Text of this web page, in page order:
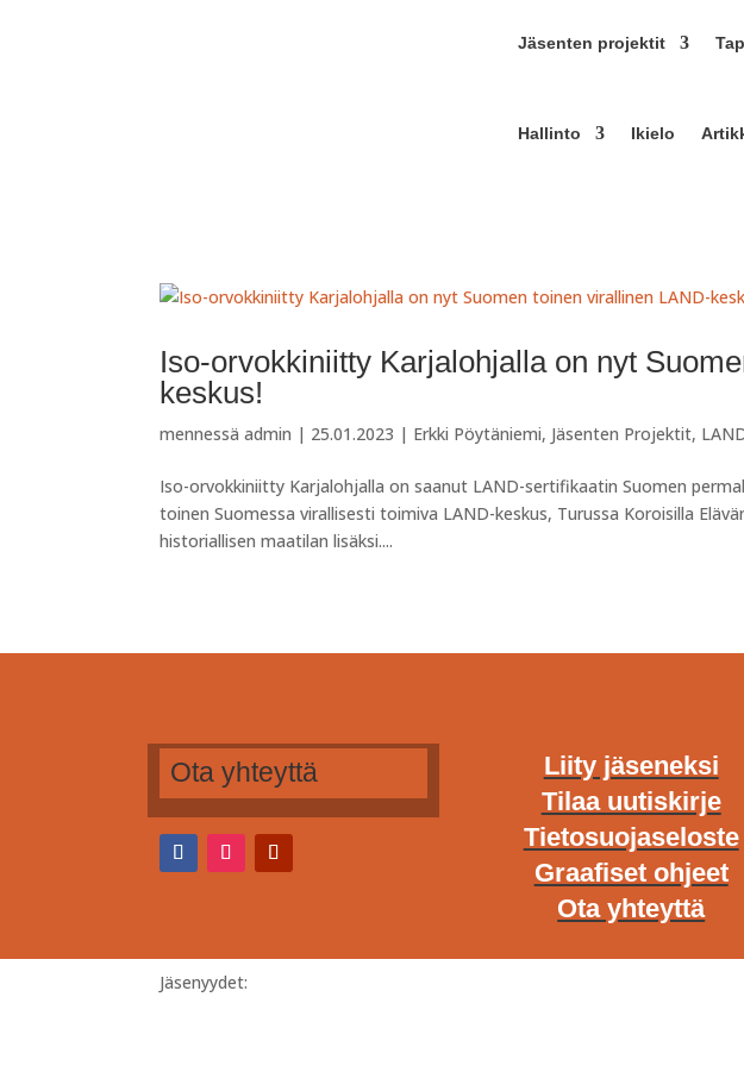
Jäsenten projektit
Hallinto Ikielo
Iso-orvokkiniitty Karjalohjalla on nyt
keskus!
mennessäadmin | 25.01.2023 | Erkki Pöytäniemi, Jäsenten Projektit,
Iso-orvokkiniitty Karjalohjalla on saanut LAND-sertifikaatin Suomen
toinen Suomessa virallisesti toimiva LAND-keskus, Turussa Koroisilla
historiallisen maatilan lisäksi....
Ota yhteyttä
Liity jäseneksi
Tilaa uutiskirje
Tietosuojaseloste
Graafiset ohjeet
Ota yhteyttä
Jäsenyydet: